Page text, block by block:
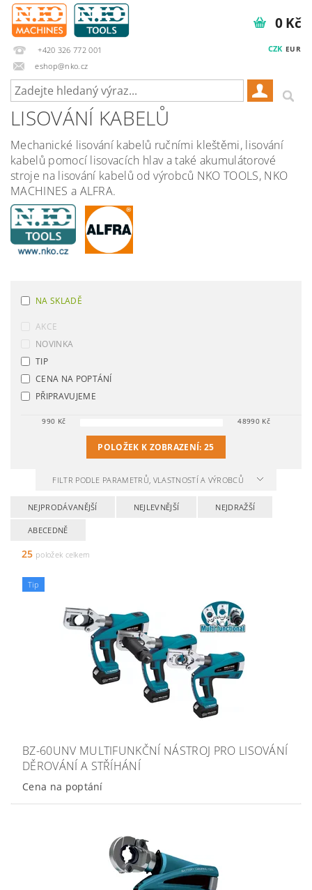
+420 326 772 001
eshop@nko.cz
CZK EUR
0 Kč
LISOVÁNÍ KABELŮ
Mechanické lisování kabelů ručními kleštěmi, lisování
kabelů pomocí lisovacích hlav a také akumulátorové
stroje na lisování kabelů od výrobců NKO TOOLS, NKO
MACHINES a ALFRA.
NA SKLADĚ
AKCE
NOVINKA
TIP
CENA NA POPTÁNÍ
PŘIPRAVUJEME
990 Kč 48990Kč
POLOŽEK K ZOBRAZENÍ:25
FILTR PODLE PARAMETRŮ, VLASTNOSTÍ A VÝROBCŮ
NEJPRODÁVANĚJŠÍ NEJLEVNĚJŠÍ NEJDRAŽŠÍ
ABECEDNĚ
25 položek celkem
Tip
BZ-60UNV MULTIFUNKČNÍ NÁSTROJ PRO LISOVÁNÍ
DĚROVÁNÍ A STŘÍHÁNÍ
Cena na poptání